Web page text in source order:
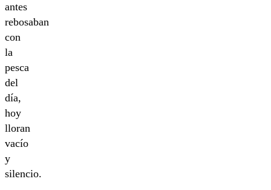
antes
rebosaban
con
la
pesca
del
día,
hoy
lloran
vacío
y
silencio.